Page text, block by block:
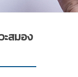
ะสมอง